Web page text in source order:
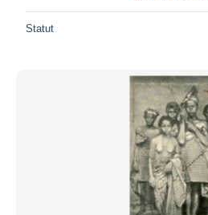
Statut